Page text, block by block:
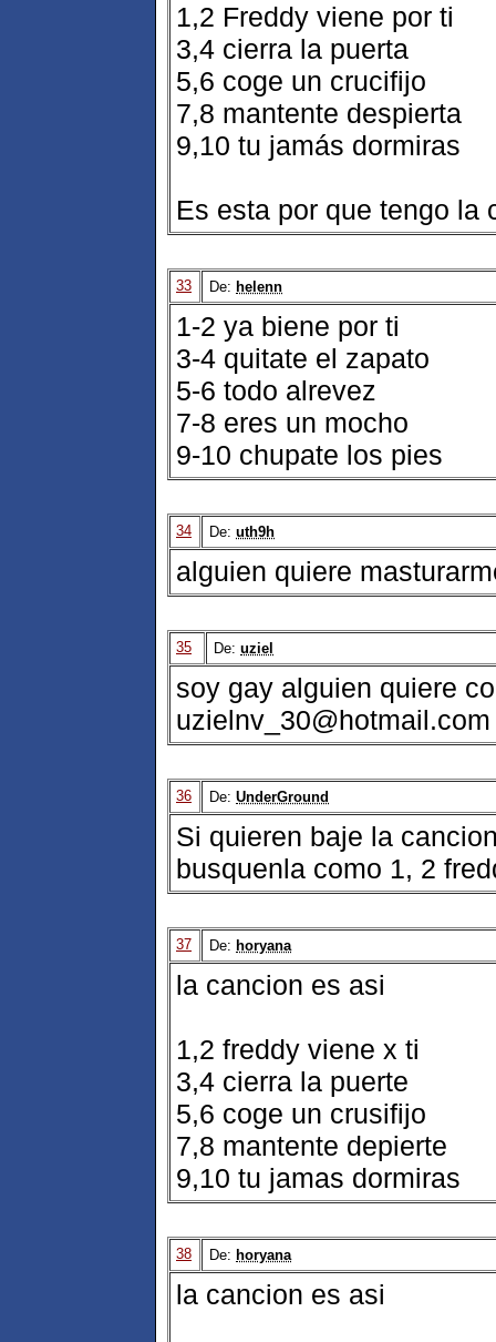
1,2 Freddy viene por ti
3,4 cierra la puerta
5,6 coge un crucifijo
7,8 mantente despierta
9,10 tu jamás dormiras
Es esta por que tengo la
33 De: helenn
1-2 ya biene por ti
3-4 quitate el zapato
5-6 todo alrevez
7-8 eres un mocho
9-10 chupate los pies
34 De: uth9h
alguien quiere
35 De: uziel
soy gay alguien quiere
uzielnv_30@hotmail.com
36 De: UnderGround
Si quieren baje la
busquenla como 1, 2
37 De: horyana
la cancion es asi
1,2 freddy viene x ti
3,4 cierra la puerte
5,6 coge un crusifijo
7,8 mantente depierte
9,10 tu jamas dormiras
38 De: horyana
la cancion es asi